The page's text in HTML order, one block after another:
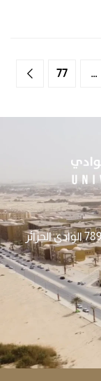
…
77